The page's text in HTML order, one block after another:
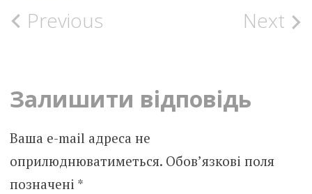
Post
Previous Next
Залишити відповідь
Ваша e-mail адреса не
оприлюднюватиметься. Обов’язкові поля
позначені *